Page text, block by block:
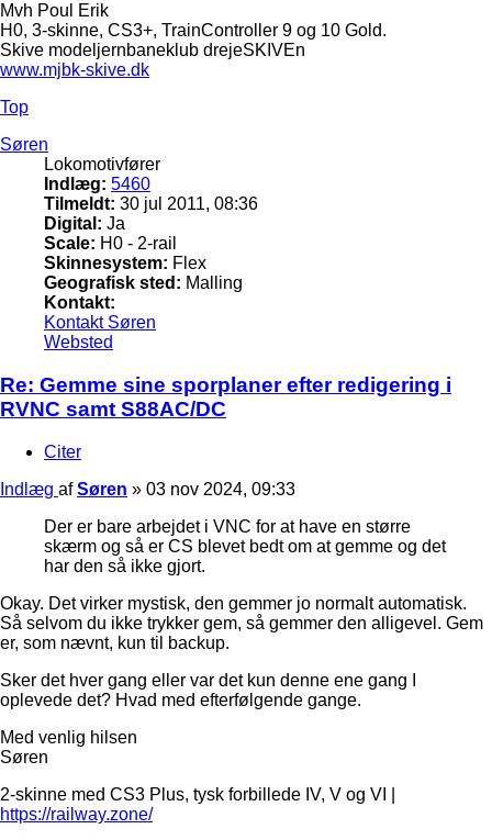
Mvh Poul Erik
H0, 3-skinne, CS3+, TrainController 9 og 10 Gold.
Skive modeljernbaneklub drejeSKIVEn
www.mjbk-skive.dk
Top
Søren
Lokomotivfører
Indlæg: 5460
Tilmeldt: 30 jul 2011, 08:36
Digital: Ja
Scale: H0 - 2-rail
Skinnesystem: Flex
Geografisk sted: Malling
Kontakt:
Kontakt Søren
Websted
Re: Gemme sine sporplaner efter redigering i
RVNC samt S88AC/DC
Citer
Indlæg afSøren » 03 nov 2024, 09:33
Der er bare arbejdet i VNC for at have en større
skærm og så er CS blevet bedt om at gemme og det
har den så ikke gjort.
Okay. Det virker mystisk, den gemmer jo normalt automatisk.
Så selvom du ikke trykker gem, så gemmer den alligevel. Gem
er, som nævnt, kun til backup.
Sker det hver gang eller var det kun denne ene gang I
oplevede det? Hvad med efterfølgende gange.
Med venlig hilsen
Søren
2-skinne med CS3 Plus, tysk forbillede IV, V og VI |
https://railway.zone/